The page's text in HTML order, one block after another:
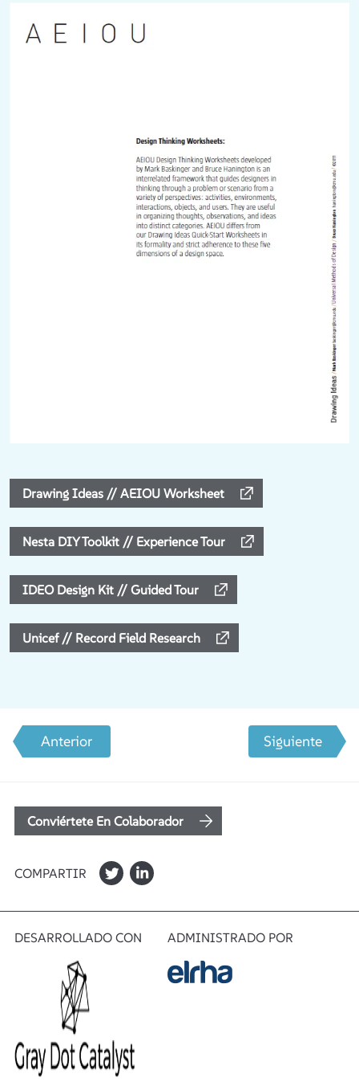
Drawing Ideas // AEIOU Worksheet
Nesta DIY Toolkit // Experience Tour
IDEO Design Kit // Guided Tour
Unicef // Record Field Research
Anterior Siguiente
Conviértete En Colaborador
COMPARTIR
DESARROLLADO CON ADMINISTRADO POR